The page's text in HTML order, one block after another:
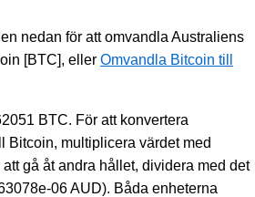
nedan för att omvandla Australiens
[BTC], eller Omvandla Bitcoin till
BTC. För att konvertera
Bitcoin, multiplicera värdet med
gå åt andra hållet, dividera med det
06 AUD). Båda enheterna